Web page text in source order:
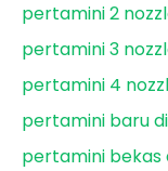
pertamini 2
pertamini 3
pertamini 4
pertamini baru
pertamini bekas